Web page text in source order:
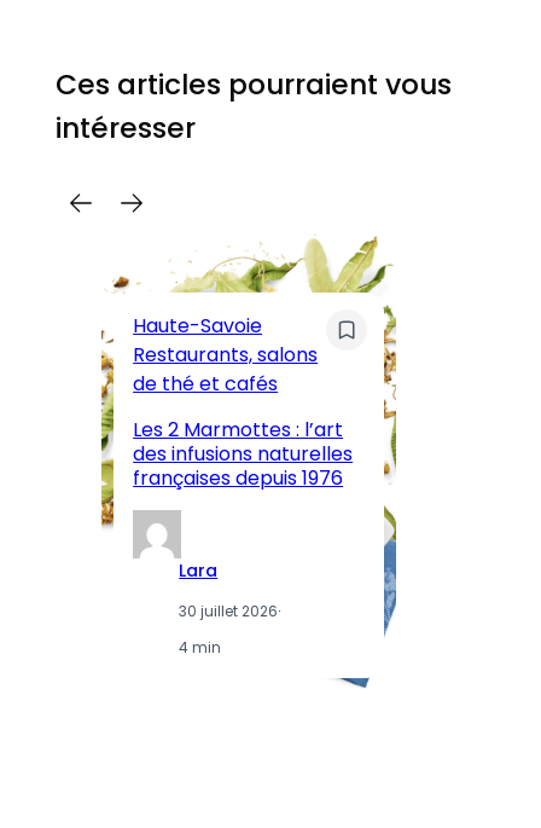
Ces articles pourraient vous
intéresser
Haute-Savoie
Restaurants, salons
de thé et cafés
Les 2 Marmottes : l’art
des infusions naturelles
françaises depuis 1976
Lara
30 juillet 2026·
4 min